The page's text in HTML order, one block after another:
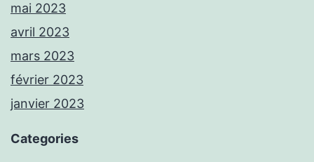
mai 2023
avril 2023
mars 2023
février 2023
janvier 2023
Categories